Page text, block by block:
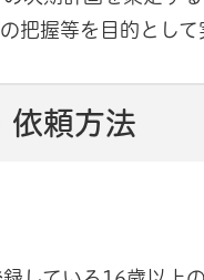
把握等を目的として
依頼方法